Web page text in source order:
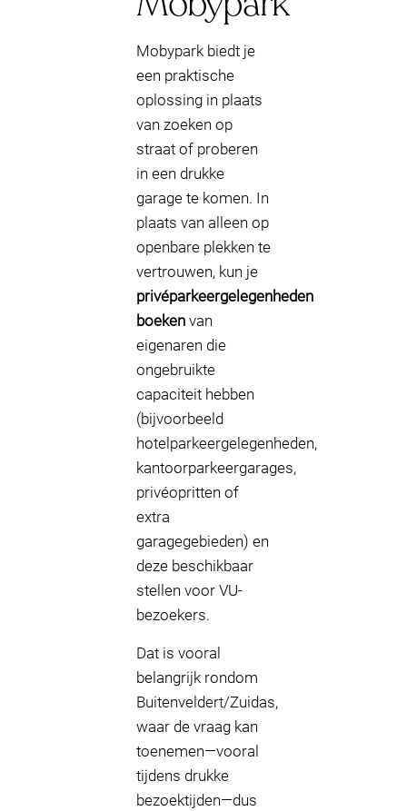
Mobypark biedt je
een praktische
oplossing in plaats
van zoeken op
straat of proberen
in een drukke
garage te komen. In
plaats van alleen op
openbare plekken te
vertrouwen, kun je
privéparkeergelegenheden
boeken van
eigenaren die
ongebruikte
capaciteit hebben
(bijvoorbeeld
hotelparkeergelegenheden,
kantoorparkeergarages,
privéopritten of
extra
garagegebieden) en
deze beschikbaar
stellen voor VU-
bezoekers.
Dat is vooral
belangrijk rondom
Buitenveldert/Zuidas,
waar de vraag kan
toenemen—vooral
tijdens drukke
bezoektijden—dus